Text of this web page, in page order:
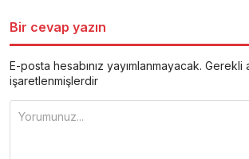
Bir cevap yazın
E-posta hesabınız yayımlanmayacak. Gerekli
işaretlenmişlerdir